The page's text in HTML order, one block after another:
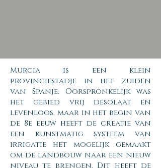
Murcia is een klein
provinciestadje in het zuiden
van Spanje. Oorspronkelijk was
het gebied vrij desolaat en
levenloos, maar in het begin van
de 8e eeuw heeft de creatie van
een kunstmatig systeem van
irrigatie het mogelijk gemaakt
om de landbouw naar een nieuw
niveau te brengen. Dit heeft de